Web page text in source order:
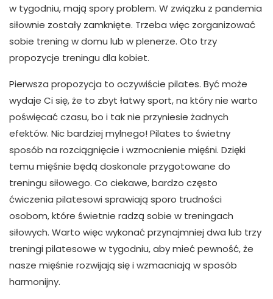
w tygodniu, mają spory problem. W związku z pandemia
siłownie zostały zamknięte. Trzeba więc zorganizować
sobie trening w domu lub w plenerze. Oto trzy
propozycje treningu dla kobiet.
Pierwsza propozycja to oczywiście pilates. Być może
wydaje Ci się, że to zbyt łatwy sport, na który nie warto
poświęcać czasu, bo i tak nie przyniesie żadnych
efektów. Nic bardziej mylnego! Pilates to świetny
sposób na rozciągnięcie i wzmocnienie mięśni. Dzięki
temu mięśnie będą doskonale przygotowane do
treningu siłowego. Co ciekawe, bardzo często
ćwiczenia pilatesowi sprawiają sporo trudności
osobom, które świetnie radzą sobie w treningach
siłowych. Warto więc wykonać przynajmniej dwa lub trzy
treningi pilatesowe w tygodniu, aby mieć pewność, że
nasze mięśnie rozwijają się i wzmacniają w sposób
harmonijny.